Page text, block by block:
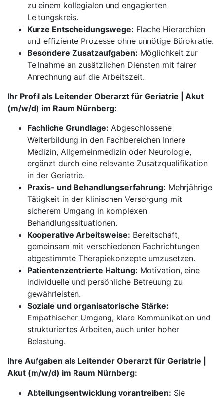
zu einem kollegialen und engagierten
Leitungskreis.
Kurze Entscheidungswege: Flache Hierarchien
und effiziente Prozesse ohne unnötige Bürokratie.
Besondere Zusatzaufgaben: Möglichkeit zur
Teilnahme an zusätzlichen Diensten mit fairer
Anrechnung auf die Arbeitszeit.
Ihr Profil als Leitender Oberarzt für Geriatrie | Akut
(m/w/d) im Raum Nürnberg:
Fachliche Grundlage: Abgeschlossene
Weiterbildung in den Fachbereichen Innere
Medizin, Allgemeinmedizin oder Neurologie,
ergänzt durch eine relevante Zusatzqualifikation
in der Geriatrie.
Praxis- und Behandlungserfahrung: Mehrjährige
Tätigkeit in der klinischen Versorgung mit
sicherem Umgang in komplexen
Behandlungssituationen.
Kooperative Arbeitsweise: Bereitschaft,
gemeinsam mit verschiedenen Fachrichtungen
abgestimmte Therapiekonzepte umzusetzen.
Patientenzentrierte Haltung: Motivation, eine
individuelle und persönliche Betreuung zu
gewährleisten.
Soziale und organisatorische Stärke:
Empathischer Umgang, klare Kommunikation und
strukturiertes Arbeiten, auch unter hoher
Belastung.
Ihre Aufgaben als Leitender Oberarzt für Geriatrie |
Akut (m/w/d) im Raum Nürnberg:
Abteilungsentwicklung vorantreiben: Sie